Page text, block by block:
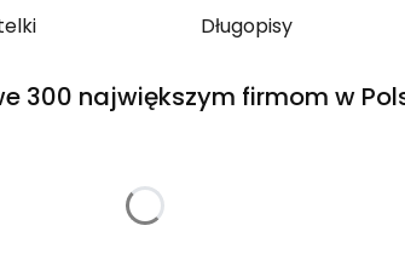
Długopisy
300 największym firmom w